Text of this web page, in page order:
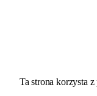
Ta strona korzysta